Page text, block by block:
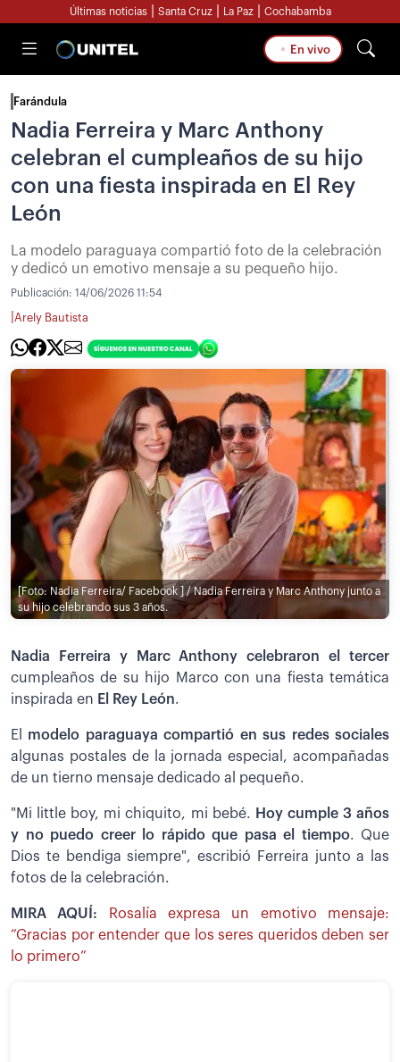
Últimas noticias Santa Cruz La Paz Cochabamba
En vivo
Farándula
Nadia Ferreira y Marc Anthony
celebran el cumpleaños de su hijo
con una fiesta inspirada en El Rey
León
La modelo paraguaya compartió foto de la celebración
y dedicó un emotivo mensaje a su pequeño hijo.
Publicación: 14/06/2026 11:54
Arely Bautista
[Foto: Nadia Ferreira/ Facebook ] / Nadia Ferreira y Marc Anthony junto a
su hijo celebrando sus 3 años.
Nadia Ferreira y Marc Anthony celebraron el tercer
cumpleaños de su hijo Marco con una fiesta temática
inspirada en El Rey León.
El modelo paraguaya compartió en sus redes sociales
algunas postales de la jornada especial, acompañadas
de un tierno mensaje dedicado al pequeño.
"Mi little boy, mi chiquito, mi bebé.
Hoy cumple 3 años
y no puedo creer lo rápido que pasa el tiempo. Que
Dios te bendiga siempre", escribió Ferreira junto a las
fotos de la celebración.
MIRA AQUÍ:
Rosalía expresa un emotivo mensaje:
“Gracias por entender que los seres queridos deben ser
lo primero”